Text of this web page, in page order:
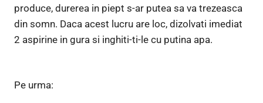
produce, durerea in piept s-ar putea sa va trezeasca
din somn. Daca acest lucru are loc, dizolvati imediat
2 aspirine in gura si inghiti-ti-le cu putina apa.
Pe urma: